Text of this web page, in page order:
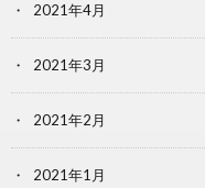
2021年4月
2021年3月
2021年2月
2021年1月